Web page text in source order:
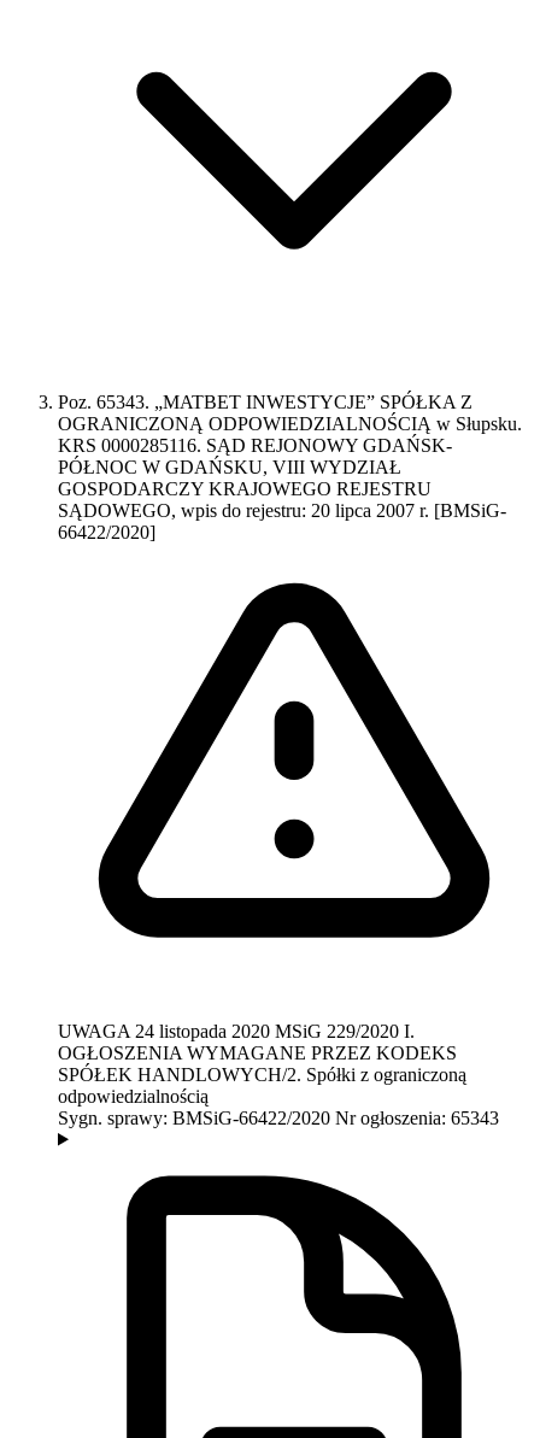
Poz. 65343. „MATBET INWESTYCJE” SPÓŁKA Z
OGRANICZONĄ ODPOWIEDZIALNOŚCIĄ w Słupsku.
KRS 0000285116. SĄD REJONOWY GDAŃSK-
PÓŁNOC W GDAŃSKU, VIII WYDZIAŁ
GOSPODARCZY KRAJOWEGO REJESTRU
SĄDOWEGO, wpis do rejestru: 20 lipca 2007 r. [BMSiG-
66422/2020]
UWAGA 24 listopada 2020 MSiG 229/2020 I.
OGŁOSZENIA WYMAGANE PRZEZ KODEKS
SPÓŁEK HANDLOWYCH/2. Spółki z ograniczoną
odpowiedzialnością
Sygn. sprawy: BMSiG-66422/2020 Nr ogłoszenia: 65343